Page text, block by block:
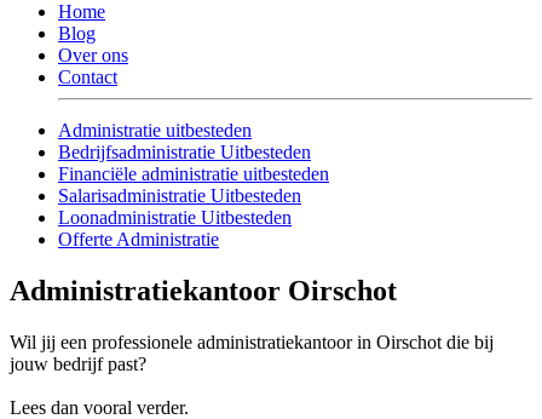
Home
Blog
Over ons
Contact
Administratie uitbesteden
Bedrijfsadministratie Uitbesteden
Financiële administratie uitbesteden
Salarisadministratie Uitbesteden
Loonadministratie Uitbesteden
Offerte Administratie
Administratiekantoor Oirschot
Wil jij een professionele administratiekantoor in Oirschot die bij
jouw bedrijf past?
Lees dan vooral verder.